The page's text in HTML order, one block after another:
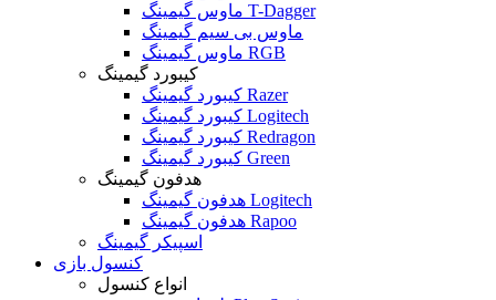
ماوس گیمینگ T-Dagger
ماوس بی سیم گیمینگ
ماوس گیمینگ RGB
کیبورد گیمینگ
کیبورد گیمینگ Razer
کیبورد گیمینگ Logitech
کیبورد گیمینگ Redragon
کیبورد گیمینگ Green
هدفون گیمینگ
هدفون گیمینگ Logitech
هدفون گیمینگ Rapoo
اسپیکر گیمینگ
کنسول بازی
انواع کنسول